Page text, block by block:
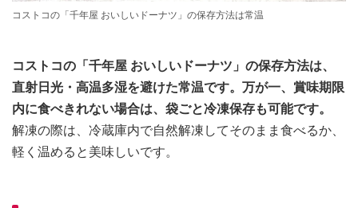
コストコの「千年屋 おいしいドーナツ」の保存方法は常温
コストコの「千年屋 おいしいドーナツ」の保存方法は、
直射日光・高温多湿を避けた常温です。万が一、賞味期限
内に食べきれない場合は、袋ごと冷凍保存も可能です。
解凍の際は、冷蔵庫内で自然解凍してそのまま食べるか、
軽く温めると美味しいです。